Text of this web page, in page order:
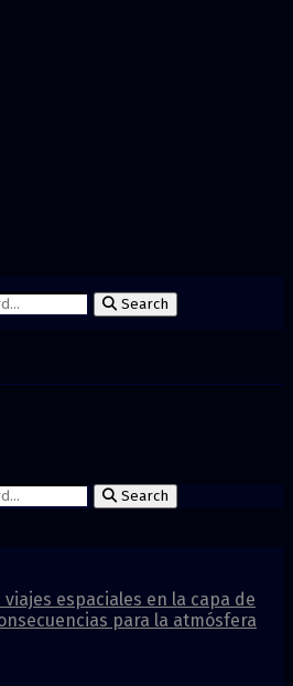
Search
Search
viajes espaciales en la capa de
para la atmósfera